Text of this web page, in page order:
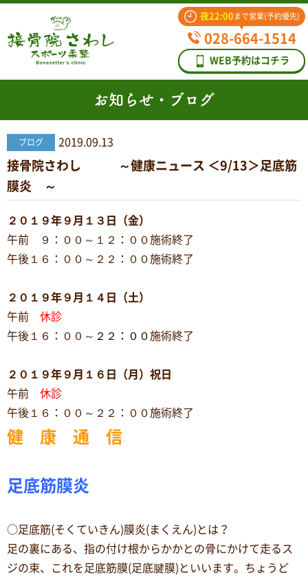
夜22:00 まで営業(予約優先)
028-664-1514
WEB予約はコチラ
お知らせ・ブログ
ブログ 2019.09.13
接骨院さわし ～健康ニュース ＜9/13＞足底筋
膜炎 ～
２０１９年９月１３日（金）
午前 ９：００～１２：００施術終了
午後１６：００～２２：００施術終了
２０１９年９月１４日（土）
午前 休診
午後１６：００～ ２２：００施術終了
２０１９年９月１６日（月）祝日
午前 休診
午後１６：００～２２：００施術終了
健 康 通 信
足底筋膜炎
○足底筋(そくていきん)膜炎(まくえん)とは？
足の裏にある、指の付け根からかかとの骨にかけて走るス
ジの束、これを足底筋膜(足底腱膜)といいます。ちょうど